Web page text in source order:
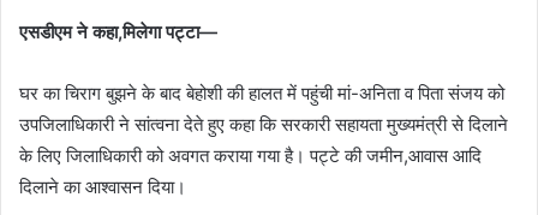
एसडीएम ने कहा,मिलेगा पट्टा—
घर का चिराग बुझने के बाद बेहोशी की हालत में पहुंची मां-अनिता व पिता संजय को
उपजिलाधिकारी ने सांत्वना देते हुए कहा कि सरकारी सहायता मुख्यमंत्री से दिलाने
के लिए जिलाधिकारी को अवगत कराया गया है। पट्टे की जमीन,आवास आदि
दिलाने का आश्वासन दिया।